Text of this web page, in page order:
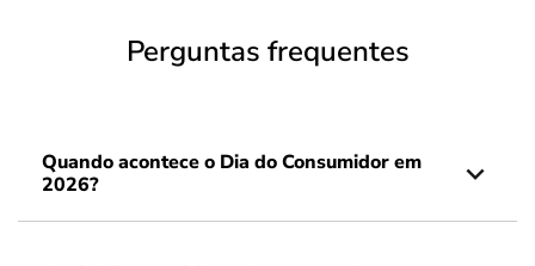
Perguntas frequentes
Quando acontece o Dia do Consumidor em
2026?